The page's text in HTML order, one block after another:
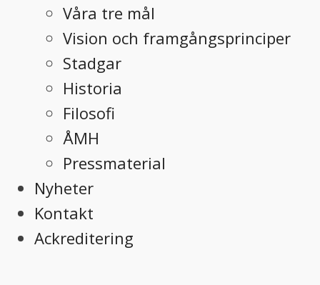
Våra tre mål
Vision och framgångsprinciper
Stadgar
Historia
Filosofi
ÅMH
Pressmaterial
Nyheter
Kontakt
Ackreditering